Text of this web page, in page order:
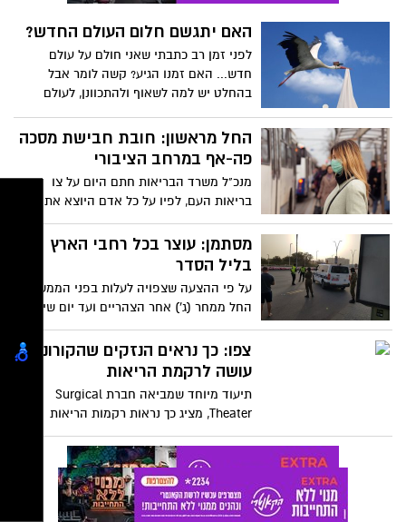
האם יתגשם חלום העולם החדש?
לפני זמן רב כתבתי שאני חולם על עולם
חדש... האם זמנו הגיע? קשה לומר אבל
בהחלט יש למה לשאוף ולהתכוונן, לעולם
לצעוד אליו
החל מראשון: חובת חבישת מסכה
פה-אף במרחב הציבורי
מנכ"ל משרד הבריאות חתם היום על צו
בריאות העם, לפיו על כל אדם היוצא את ביתו
למרחב הציבורי, חלה חובת חבישת מסכת
פה-אף. הצו ייכנס לתוקף החל מיום ראשון
מסתמן: עוצר בכל רחבי הארץ
בליל הסדר
על פי ההצעה שצפויה לעלות בפני הממשלה,
החל ממחר (ג') אחר הצהריים ועד יום שישי
בבוקר יוטל סגר על הערים בישראל ותיאסר
מהן יציאה, זאת כדי למנוע את התפשטות
נגיף הקורונה בשל סדר הפסח
צפו: כך נראים הנזקים שהקורונה
עושה לרקמת הריאות
תיעוד מיוחד שמביאה חברת Surgical
Theater, מציג כך נראות רקמות הריאות
שנפגעות כתוצאה מנגיף הקורונה >>>